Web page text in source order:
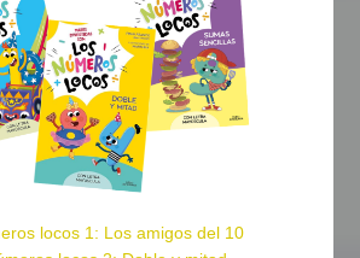
locos 1: Los amigos del 10